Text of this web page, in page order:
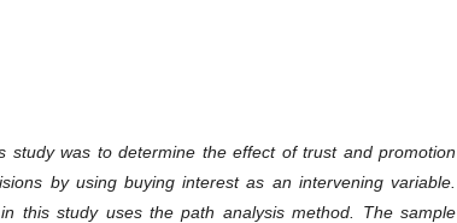
study was to determine the effect of trust and promotion
by using buying interest as an intervening variable.
this study uses the path analysis method. The sample